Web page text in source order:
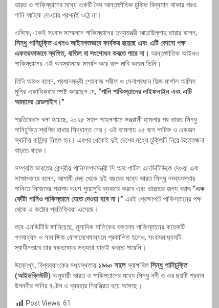
ভারত ও পাকিস্তানের মধ্যে একটি বৈধ আন্তর্জাতিক চুক্তি বিদ্যমান থাকার পরও
পানি আটকে দেওয়ার প্রশ্নই ওঠে না।
এদিকে, একই সংবাদ সম্মেলনে পাকিস্তানের তথ্যমন্ত্রী আতাউল্লাহ তারার বলেন,
সিন্ধু পানিচুক্তি এখনও আইনগতভাবে কার্যকর রয়েছে এবং এটি কোনো পক্ষ
একতরফাভাবে স্থগিত, বাতিল বা সংশোধন করতে পারে না। আন্তর্জাতিক আইনও
পাকিস্তানের এই অবস্থানকে সমর্থন করে বলে দাবি করেন তিনি।
তিনি আরও বলেন, প্রধানমন্ত্রী শেহবাজ শরীফ ও সেনাপ্রধান ফিল্ড মার্শাল আসিম
মুনির একাধিকবার স্পষ্ট করেছেন যে, “পানি পাকিস্তানের লাইফলাইন এবং এটি
আমাদের রেডলাইন।”
প্রতিবেদনে বলা হয়েছে, ২০২৫ সালে পহেলগামে সন্ত্রাসী হামলার পর ভারত সিন্ধু
পানিচুক্তি স্থগিত রাখার সিদ্ধান্ত নেয়। ওই হামলায় ২৫ জন পর্যটক ও একজন
স্থানীয় বাসিন্দা নিহত হন। এরপর থেকেই দুই দেশের মধ্যে চুক্তিটি নিয়ে উত্তেজনা
বাড়তে থাকে।
সম্প্রতি ভারতের কেন্দ্রীয় পানিসম্পদমন্ত্রী সি আর পাটিল এনডিটিভিকে দেওয়া এক
সাক্ষাৎকারে বলেন, আগামী দেড় থেকে দুই বছরের মধ্যে ভারত সিন্ধু নদব্যবস্থার
পানিতে নিজেদের প্রাপ্য অংশ পুরোপুরি ব্যবহার করবে এবং ভারতের জন্য বরাদ্দ“এক
ফোঁটা পানিও পাকিস্তানে যেতে দেওয়া হবে না।” এরই প্রেক্ষাপটে পাকিস্তানের পক্ষ
থেকে এ কঠোর প্রতিক্রিয়া এসেছে।
তবে এনডিটিভি জানিয়েছে, মুসাদিক মালিকের বক্তব্য পাকিস্তানের কয়েকটি
গণমাধ্যম ও সামাজিক যোগাযোগমাধ্যমে প্রকাশিত হলেও, সংবাদমাধ্যমটি
স্বাধীনভাবে তার বক্তব্যের সত্যতা যাচাই করতে পারেনি।
উল্লেখ্য, বিশ্বব্যাংকের মধ্যস্থতায় ১৯৬০ সালেস্বাক্ষরিতসিন্ধু পানিচুক্তি
(আইডব্লিউটি) অনুযায়ী ভারত ও পাকিস্তানের মধ্যে সিন্ধু নদী ও এর ছয়টি প্রধান
উপনদীর পানির বণ্টন ও ব্যবহার নিয়ন্ত্রিত হয়ে আসছে।
Post Views: 61